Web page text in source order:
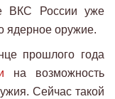
ВКС России уже
ядерное оружие.
прошлого года
на возможность
Сейчас такой